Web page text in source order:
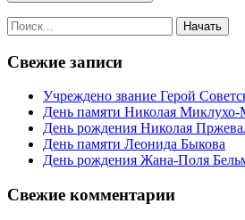
Свежие записи
Учреждено звание Герой
День памяти Николая Миклухо-
День рождения Николая
День памяти Леонида Быкова
День рождения Жана-Поля
Свежие комментарии